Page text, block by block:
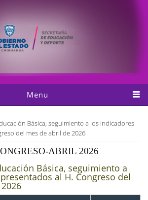
Menu
Básica, seguimiento a los indicadores
del mes de abril de 2026
ABRIL 2026
Básica, seguimiento a
al H. Congreso del